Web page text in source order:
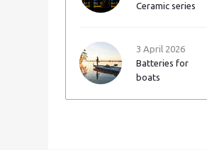
Ceramic series
3 April 2026
Batteries for
boats